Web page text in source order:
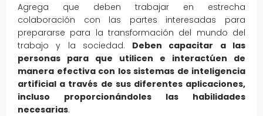
Agrega que deben trabajar en estrecha
colaboración con las partes interesadas para
prepararse para la transformación del mundo del
trabajo y la sociedad. Deben capacitar a las
personas para que utilicen e interactúen de
manera efectiva con los sistemas de inteligencia
artificial a través de sus diferentes aplicaciones,
incluso proporcionándoles las habilidades
necesarias.